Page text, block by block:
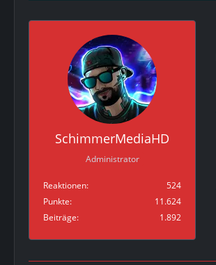
SchimmerMediaHD
Administrator
Reaktionen
524
Punkte
11.624
Beiträge
1.892